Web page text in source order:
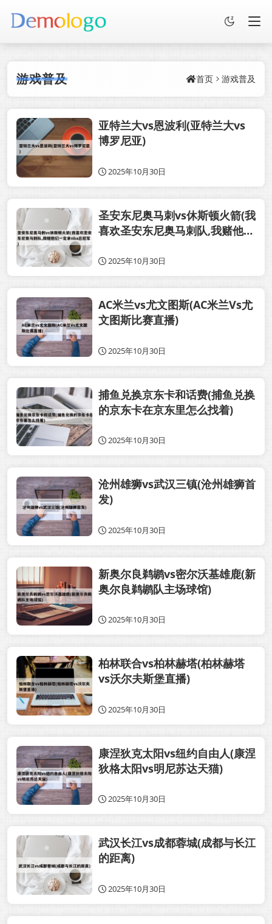
游戏普及 首页 游戏普及
亚特兰大vs恩波利(亚特兰大vs
博罗尼亚)
2025年10月30日
圣安东尼奥马刺vs休斯顿火箭(我
喜欢圣安东尼奥马刺队,我赌他们
2025年10月30日
AC米兰vs尤文图斯(AC米兰Vs尤
文图斯比赛直播)
2025年10月30日
捕鱼兑换京东卡和话费(捕鱼兑换
的京东卡在京东里怎么找着)
2025年10月30日
沧州雄狮vs武汉三镇(沧州雄狮首
发)
2025年10月30日
新奥尔良鹈鹕vs密尔沃基雄鹿(新
奥尔良鹈鹕队主场球馆)
2025年10月30日
柏林联合vs柏林赫塔(柏林赫塔
vs沃尔夫斯堡直播)
2025年10月30日
康涅狄克太阳vs纽约自由人(康涅
狄格太阳vs明尼苏达天猫)
2025年10月30日
武汉长江vs成都蓉城(成都与长江
的距离)
2025年10月30日